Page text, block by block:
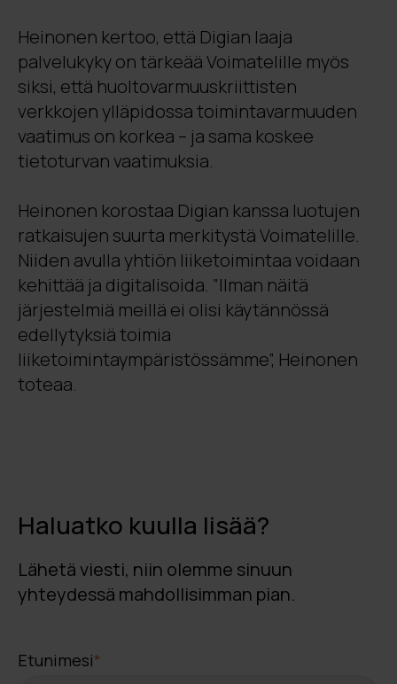
Heinonen kertoo, että Digian laaja
palvelukyky on tärkeää Voimatelille myös
siksi, että huoltovarmuuskriittisten
verkkojen ylläpidossa toimintavarmuuden
vaatimus on korkea – ja sama koskee
tietoturvan vaatimuksia.
Heinonen korostaa Digian kanssa luotujen
ratkaisujen suurta merkitystä Voimatelille.
Niiden avulla yhtiön liiketoimintaa voidaan
kehittää ja digitalisoida. ”Ilman näitä
järjestelmiä meillä ei olisi käytännössä
edellytyksiä toimia
liiketoimintaympäristössämme”, Heinonen
toteaa.
Haluatko kuulla lisää?
Lähetä viesti, niin olemme sinuun
yhteydessä mahdollisimman pian.
Etunimesi*